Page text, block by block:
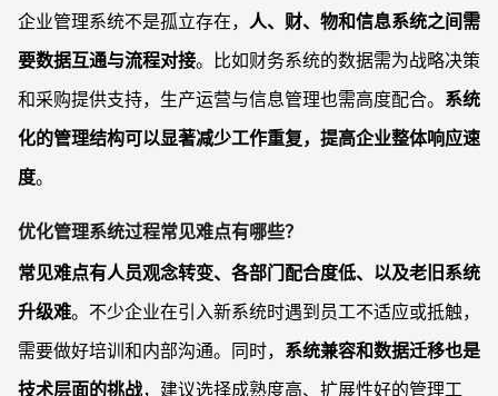
企业管理系统不是孤立存在， 人、财、物和信息系统之间需
要数据互通与流程对接。比如财务系统的数据需为战略决策
和采购提供支持，生产运营与信息管理也需高度配合。 系统
化的管理结构可以显著减少工作重复，提高企业整体响应速
度。
优化管理系统过程常见难点有哪些？
常见难点有人员观念转变、各部门配合度低、以及老旧系统
升级难。不少企业在引入新系统时遇到员工不适应或抵触，
需要做好培训和内部沟通。同时， 系统兼容和数据迁移也是
技术层面的挑战，建议选择成熟度高、扩展性好的管理工